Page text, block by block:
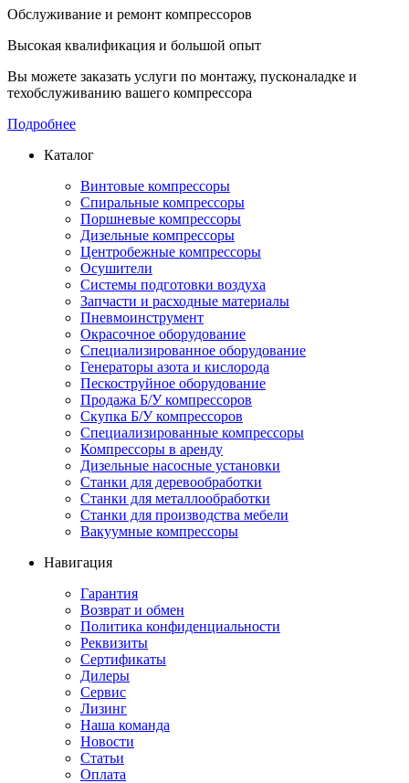
Обслуживание и ремонт компрессоров
Высокая квалификация и большой опыт
Вы можете заказать услуги по монтажу, пусконаладке и
техобслуживанию вашего компрессора
Подробнее
Каталог
Винтовые компрессоры
Спиральные компрессоры
Поршневые компрессоры
Дизельные компрессоры
Центробежные компрессоры
Осушители
Системы подготовки воздуха
Запчасти и расходные материалы
Пневмоинструмент
Окрасочное оборудование
Специализированное оборудование
Генераторы азота и кислорода
Пескоструйное оборудование
Продажа Б/У компрессоров
Скупка Б/У компрессоров
Специализированные компрессоры
Компрессоры в аренду
Дизельные насосные установки
Станки для деревообработки
Станки для металлообработки
Станки для производства мебели
Вакуумные компрессоры
Навигация
Гарантия
Возврат и обмен
Политика конфиденциальности
Реквизиты
Сертификаты
Дилеры
Сервис
Лизинг
Наша команда
Новости
Статьи
Оплата